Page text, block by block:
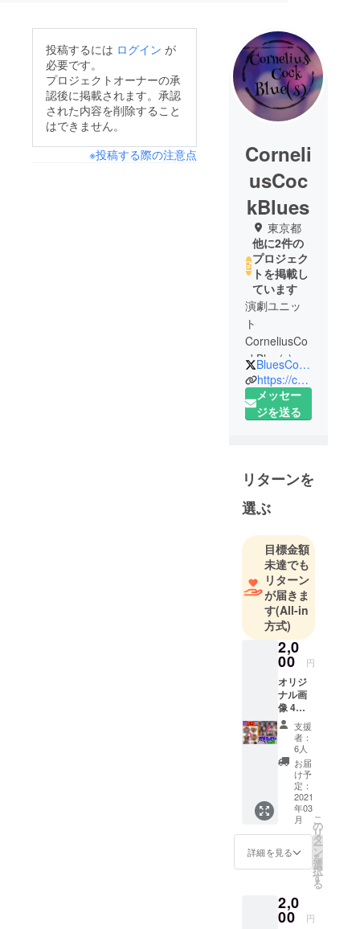
投稿するには ログイン が
必要です。
プロジェクトオーナーの承
認後に掲載されます。承認
された内容を削除すること
はできません。
※投稿する際の注意点
Corneli
usCoc
kBlues
東京都
他に2件の
プロジェク
トを掲載し
ています
演劇ユニッ
ト
CorneliusCo
ckBlue(s) ※
略称CCB
吉本興業の
芸人 ルート
る。
メンバー：
西薗貴之/矢
作亮太/大島
みふき/進士
晃子/黒森勇
二/宮村裕/サ
カモトカオ
リ/稀成彩音/
彩羽史乃
下北沢、阿
佐ヶ谷を中
心に公演を
開催。
2016年3月に
演。結成5年
で26作品も
の舞台を上
演。
BluesCornelius
https://corneliuscockblues.amebaownd.com/
メッセー
ジを送る
リターンを
選ぶ
目標金額
未達でも
リターン
が届きま
す(All-in
方式)
2,0
00 円
オリジ
ナル画
像 4枚
セッ
ト ※非
売品
CCBメ
ンバー
のオリ
ジナル
画像に
なりま
す。 ※
メール
にて
データ
り致し
ます。
支援
者：
6人
お届
け予
定：
2021
年03
月
詳細を見る
こ
の
リ
タ
ー
ン
を
選
択
す
る
2,0
00 円